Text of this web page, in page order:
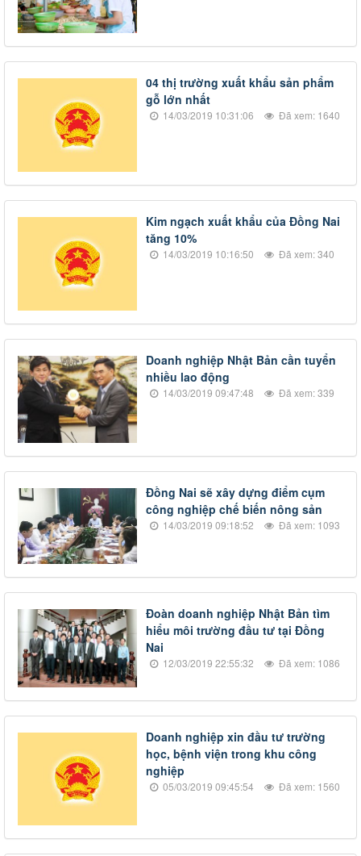
0​4 thị trường xuất khẩu sản phẩm
gỗ lớn nhất
14/03/2019 10:31:06 Đã xem: 1640
Kim ngạch xuất khẩu của Đồng Nai
tăng 10%
14/03/2019 10:16:50 Đã xem: 340
​Doanh nghiệp Nhật Bản cần tuyển
nhiều lao động
14/03/2019 09:47:48 Đã xem: 339
​Đồng Nai sẽ xây dựng điểm cụm
công nghiệp chế biến nông sản
14/03/2019 09:18:52 Đã xem: 1093
Đoàn doanh nghiệp Nhật Bản tìm
hiểu môi trường đầu tư tại Đồng
Nai
12/03/2019 22:55:32 Đã xem: 1086
​Doanh nghiệp xin đầu tư trường
học, bệnh viện trong khu công
nghiệp
05/03/2019 09:45:54 Đã xem: 1560